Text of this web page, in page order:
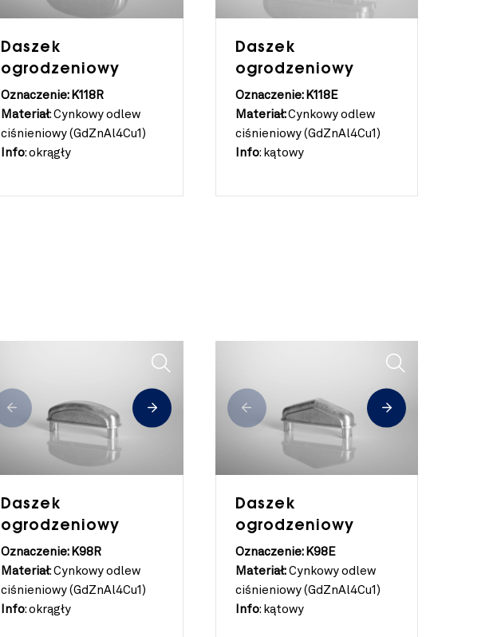
Daszek
ogrodzeniowy
Oznaczenie: K118R
Materiał: Cynkowy odlew
ciśnieniowy (GdZnAl4Cu1)
Info: okrągły
Daszek
ogrodzeniowy
Oznaczenie: K118E
Materiał: Cynkowy odlew
ciśnieniowy (GdZnAl4Cu1)
Info: kątowy
Daszek
ogrodzeniowy
Oznaczenie: K98R
Materiał: Cynkowy odlew
ciśnieniowy (GdZnAl4Cu1)
Info: okrągły
Daszek
ogrodzeniowy
Oznaczenie: K98E
Materiał: Cynkowy odlew
ciśnieniowy (GdZnAl4Cu1)
Info: kątowy